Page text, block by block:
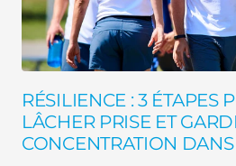
RÉSILIENCE : 3 ÉTAPES
LÂCHER PRISE ET
CONCENTRATION